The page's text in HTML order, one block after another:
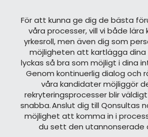
För att kunna ge dig de bästa
våra processer, vill vi både lära
yrkesroll, men även dig som
möjligheten att kartlägga
lyckas så bra som möjligt i dina
Genom kontinuerlig dialog och
våra kandidater möjliggör
rekryteringsprocesser blir
snabba. Anslut dig till Qonsultas
möjlighet att komma in i
du sett den utannonserade